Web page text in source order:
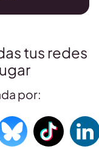
tus redes
por: